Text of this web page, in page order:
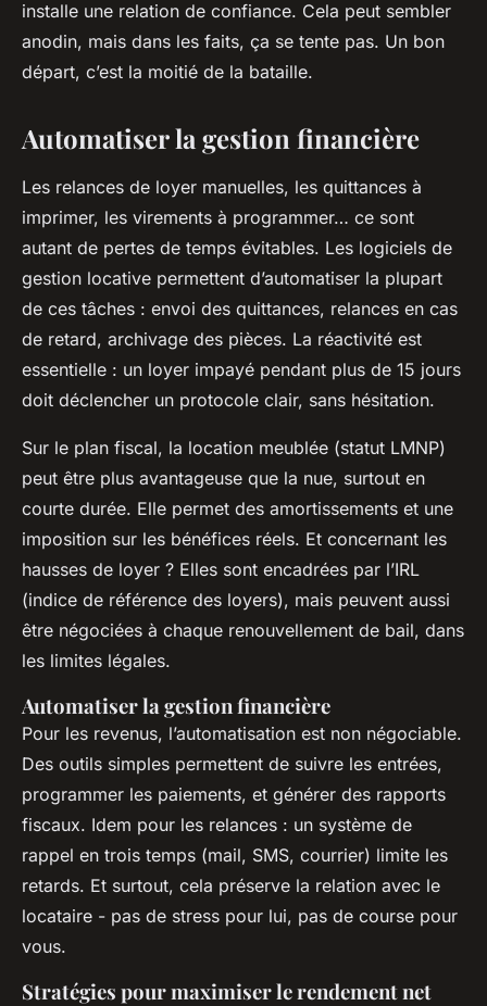
installe une relation de confiance. Cela peut sembler
anodin, mais dans les faits, ça se tente pas. Un bon
départ, c’est la moitié de la bataille.
Automatiser la gestion financière
Les relances de loyer manuelles, les quittances à
imprimer, les virements à programmer… ce sont
autant de pertes de temps évitables. Les logiciels de
gestion locative permettent d’automatiser la plupart
de ces tâches : envoi des quittances, relances en cas
de retard, archivage des pièces. La réactivité est
essentielle : un loyer impayé pendant plus de 15 jours
doit déclencher un protocole clair, sans hésitation.
Sur le plan fiscal, la location meublée (statut LMNP)
peut être plus avantageuse que la nue, surtout en
courte durée. Elle permet des amortissements et une
imposition sur les bénéfices réels. Et concernant les
hausses de loyer ? Elles sont encadrées par l’IRL
(indice de référence des loyers), mais peuvent aussi
être négociées à chaque renouvellement de bail, dans
les limites légales.
Automatiser la gestion financière
Pour les revenus, l’automatisation est non négociable.
Des outils simples permettent de suivre les entrées,
programmer les paiements, et générer des rapports
fiscaux. Idem pour les relances : un système de
rappel en trois temps (mail, SMS, courrier) limite les
retards. Et surtout, cela préserve la relation avec le
locataire - pas de stress pour lui, pas de course pour
vous.
Stratégies pour maximiser le rendement net